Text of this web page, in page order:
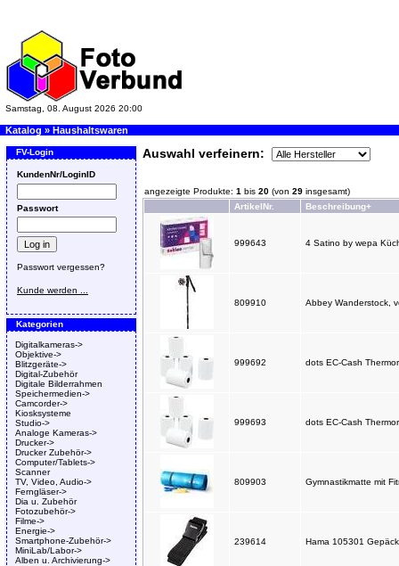
Samstag, 08. August 2026 20:00
Katalog » Haushaltswaren
FV-Login
KundenNr/LoginID
Passwort
Passwort vergessen?
Kunde werden ...
Kategorien
Digitalkameras->
Objektive->
Blitzgeräte->
Digital-Zubehör
Digitale Bilderrahmen
Speichermedien->
Camcorder->
Kiosksysteme
Studio->
Analoge Kameras->
Drucker->
Drucker Zubehör->
Computer/Tablets->
Scanner
TV, Video, Audio->
Ferngläser->
Dia u. Zubehör
Fotozubehör->
Filme->
Energie->
Smartphone-Zubehör->
MiniLab/Labor->
Alben u. Archivierung->
Auswahl verfeinern:
angezeigte Produkte: 1 bis 20 (von 29 insgesamt)
ArtikelNr.
Beschreibung+
999643 4 Satino by wepa
809910 Abbey Wanderstock,
999692 dots EC-Cash
999693 dots EC-Cash
809903 Gymnastikmatte mit
239614 Hama 105301